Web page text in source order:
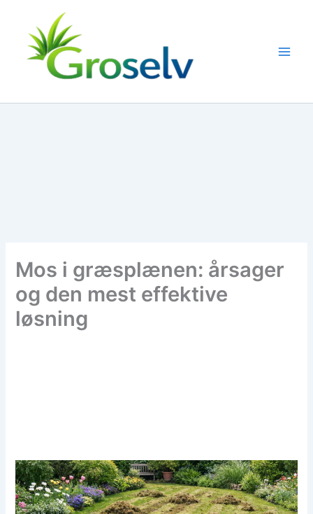
indholdet
Mos i græsplænen: årsager
og den mest effektive
løsning